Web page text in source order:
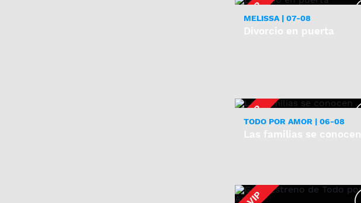
MELISSA | 07-08
Divorcio en puerta
TODO POR AMOR | 06-08
Las familias se conocen